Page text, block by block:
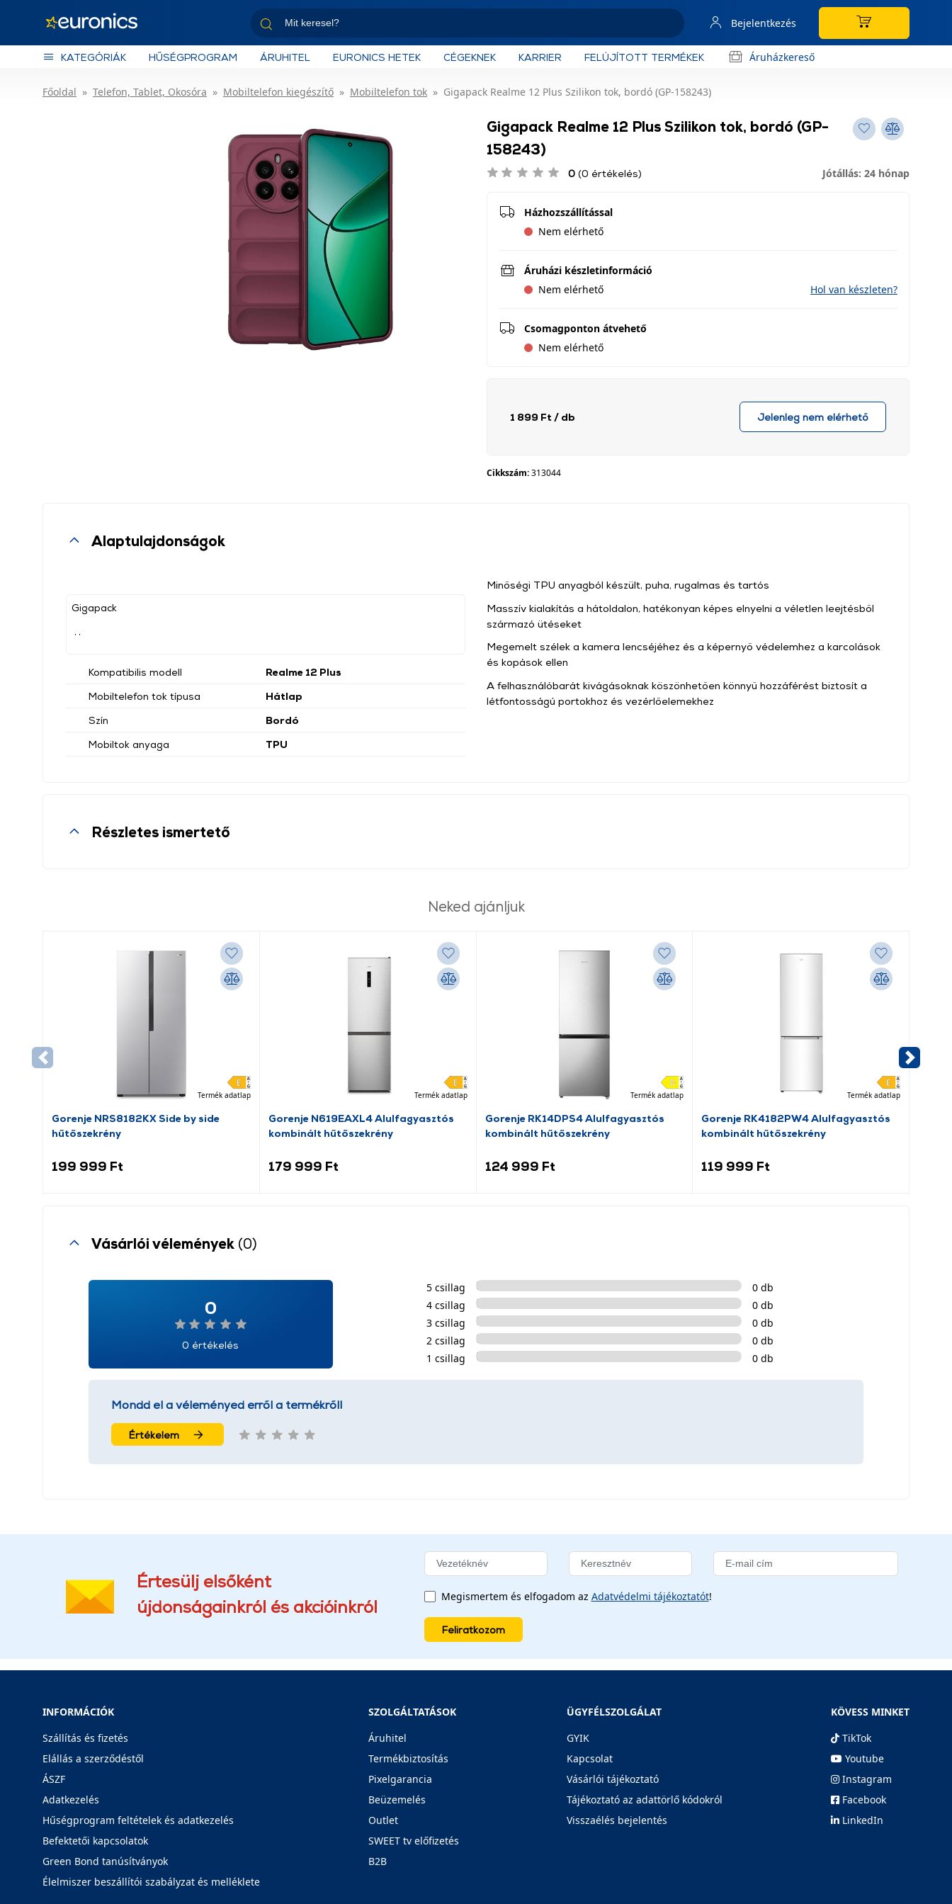
Bejelentkezés
KATEGÓRIÁK HŰSÉGPROGRAM ÁRUHITEL EURONICS HETEK CÉGEKNEK KARRIER FELÚJÍTOTT TERMÉKEK Áruházkereső
Főoldal Telefon, Tablet, Okosóra Mobiltelefon kiegészítő Mobiltelefon tok Gigapack Realme 12 Plus Szilikon tok, bordó (GP-158243)
Gigapack Realme 12 Plus Szilikon tok, bordó (GP-
158243)
0 (0 értékelés) Jótállás: 24 hónap
Házhozszállítással
Nem elérhető
Áruházi készletinformáció
Nem elérhető
Hol van készleten?
Csomagponton átvehető
Nem elérhető
1 899 Ft / db Jelenleg nem elérhető
Cikkszám:313044
Alaptulajdonságok
Gigapack
Kompatibilis modell
Realme 12 Plus
Mobiltelefon tok típusa
Hátlap
Szín
Bordó
Mobiltok anyaga
TPU
Minőségi TPU anyagból készült, puha, rugalmas és tartós
Masszív kialakítás a hátoldalon, hatékonyan képes elnyelni a véletlen leejtésből
származó ütéseket
Megemelt szélek a kamera lencséjéhez és a képernyő védelemhez a karcolások
és kopások ellen
A felhasználóbarát kivágásoknak köszönhetően könnyű hozzáférést biztosít a
létfontosságú portokhoz és vezérlőelemekhez
Részletes ismertető
Neked ajánljuk
Termék adatlap
Gorenje NRS8182KX Side by side
hűtőszekrény
199 999 Ft
Termék adatlap
Gorenje N619EAXL4 Alulfagyasztós
kombinált hűtőszekrény
179 999 Ft
Termék adatlap
Gorenje RK14DPS4 Alulfagyasztós
kombinált hűtőszekrény
124 999 Ft
Termék adatlap
Gorenje RK4182PW4 Alulfagyasztós
kombinált hűtőszekrény
119 999 Ft
Vásárlói vélemények (0)
0
0 értékelés
5 csillag
0 db
4 csillag
0 db
3 csillag
0 db
2 csillag
0 db
1 csillag
0 db
Mondd el a véleményed erről a termékről!
Értékelem
Értesülj elsőként
újdonságainkról és akcióinkról
Megismertem és elfogadom az Adatvédelmi tájékoztatót!
Feliratkozom
INFORMÁCIÓK
Szállítás és fizetés
Elállás a szerződéstől
ÁSZF
Adatkezelés
Hűségprogram feltételek és adatkezelés
Befektetői kapcsolatok
Green Bond tanúsítványok
Élelmiszer beszállítói szabályzat és melléklete
SZOLGÁLTATÁSOK
Áruhitel
Termékbiztosítás
Pixelgarancia
Beüzemelés
Outlet
SWEET tv előfizetés
B2B
ÜGYFÉLSZOLGÁLAT
GYIK
Kapcsolat
Vásárlói tájékoztató
Tájékoztató az adattörlő kódokról
Visszaélés bejelentés
KÖVESS MINKET
TikTok
Youtube
Instagram
Facebook
LinkedIn